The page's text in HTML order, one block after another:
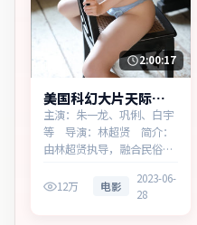
2:00:17
美国科幻大片天际追
缉无广告观看
主演：朱一龙、巩俐、白宇
等 导演：林超贤 简介：
由林超贤执导，融合民俗传
的科幻作品。在边境小城与
首都之间，叙事围绕人物抉
12万 电影
2023-06-
28